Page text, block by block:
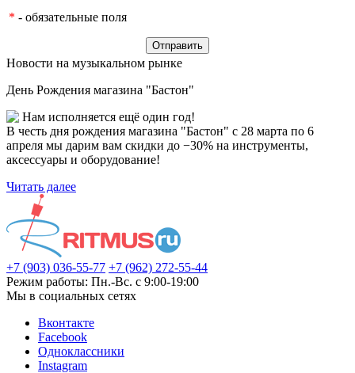
* - обязательные поля
Новости на музыкальном рынке
День Рождения магазина "Бастон"
Нам исполняется ещё один год!
В честь дня рождения магазина "Бастон" с 28 марта по 6
апреля мы дарим вам скидки до −30% на инструменты,
аксессуары и оборудование!
Читать далее
+7 (903) 036-55-77 +7 (962) 272-55-44
Режим работы: Пн.-Вс. с 9:00-19:00
Мы в социальных сетях
Вконтакте
Facebook
Одноклассники
Instagram